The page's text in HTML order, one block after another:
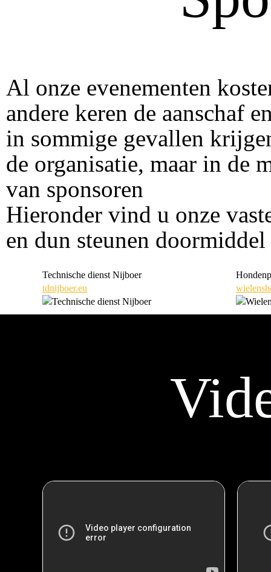
Al onze evenementen
andere keren de aanschaf
in sommige gevallen
de organisatie, maar in de
van sponsoren
Hieronder vind u onze
en dun steunen
Technische dienst Nijboer
tdnijboer.eu